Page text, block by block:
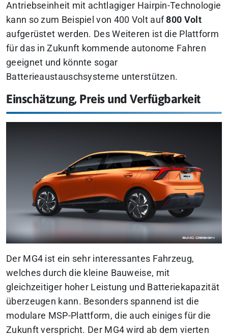
Antriebseinheit mit achtlagiger Hairpin-Technologie
kann so zum Beispiel von 400 Volt auf800 Volt
aufgerüstet werden. Des Weiteren ist die Plattform
für das in Zukunft kommende autonome Fahren
geeignet und könnte sogar
Batterieaustauschsysteme unterstützen.
Einschätzung, Preis und Verfügbarkeit
Der MG4 ist ein sehr interessantes Fahrzeug,
welches durch die kleine Bauweise, mit
gleichzeitiger hoher Leistung und Batteriekapazität
überzeugen kann. Besonders spannend ist die
modulare MSP-Plattform, die auch einiges für die
Zukunft verspricht. Der MG4 wird ab dem vierten